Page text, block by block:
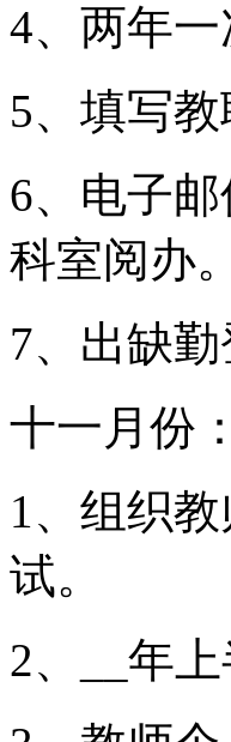
4、两年
5、填写
6、电子
科室阅办。
7、出缺
十一月份：
1、组织
试。
2、__年